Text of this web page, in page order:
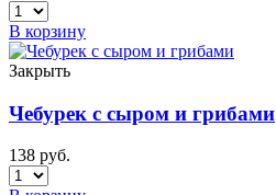
В корзину
Закрыть
Чебурек с сыром и грибами
138 руб.